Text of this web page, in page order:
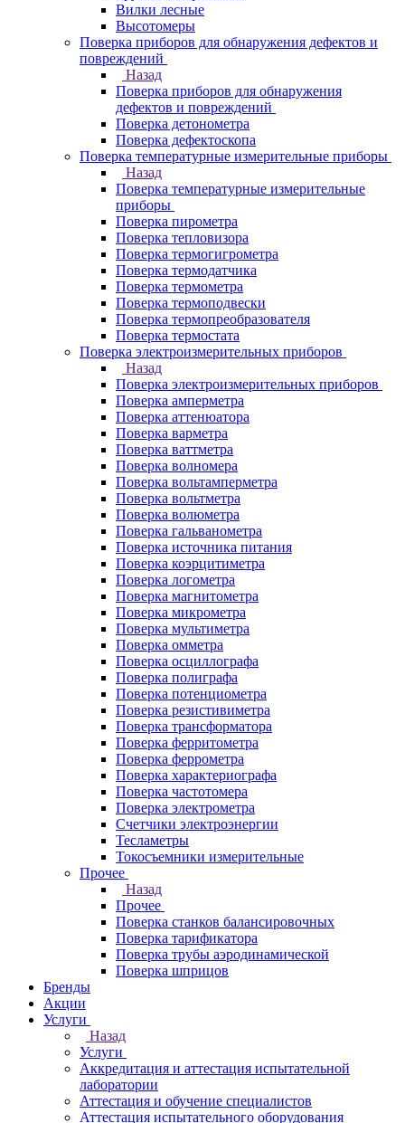
Вилки лесные
Высотомеры
Поверка приборов для обнаружения дефектов и
повреждений
Назад
Поверка приборов для обнаружения
дефектов и повреждений
Поверка детонометра
Поверка дефектоскопа
Поверка температурные измерительные приборы
Назад
Поверка температурные измерительные
приборы
Поверка пирометра
Поверка тепловизора
Поверка термогигрометра
Поверка термодатчика
Поверка термометра
Поверка термоподвески
Поверка термопреобразователя
Поверка термостата
Поверка электроизмерительных приборов
Назад
Поверка электроизмерительных приборов
Поверка амперметра
Поверка аттенюатора
Поверка варметра
Поверка ваттметра
Поверка волномера
Поверка вольтамперметра
Поверка вольтметра
Поверка волюметра
Поверка гальванометра
Поверка источника питания
Поверка коэрцитиметра
Поверка логометра
Поверка магнитометра
Поверка микрометра
Поверка мультиметра
Поверка омметра
Поверка осциллографа
Поверка полиграфа
Поверка потенциометра
Поверка резистивиметра
Поверка трансформатора
Поверка ферритометра
Поверка феррометра
Поверка характериографа
Поверка частотомера
Поверка электрометра
Счетчики электроэнергии
Тесламетры
Токосъемники измерительные
Прочее
Назад
Прочее
Поверка станков балансировочных
Поверка тарификатора
Поверка трубы аэродинамической
Поверка шприцов
Бренды
Акции
Услуги
Назад
Услуги
Аккредитация и аттестация испытательной
лаборатории
Аттестация и обучение специалистов
Аттестация испытательного оборудования